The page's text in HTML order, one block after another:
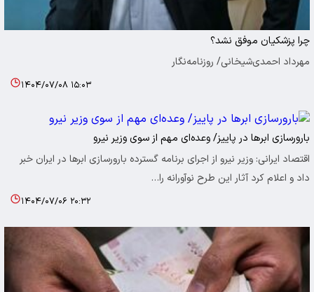
چرا پزشکیان موفق نشد؟
مهرداد احمدی‌‏شیخانی/ روزنامه‌نگار
۱۴۰۴/۰۷/۰۸ ۱۵:۰۳
بارورسازی ابرها در پاییز/ وعده‌ای مهم از سوی وزیر نیرو
اقتصاد ایرانی: وزیر نیرو از اجرای برنامه گسترده بارورسازی ابرها در ایران خبر
داد و اعلام کرد آثار این طرح نوآورانه را…
۱۴۰۴/۰۷/۰۶ ۲۰:۳۲